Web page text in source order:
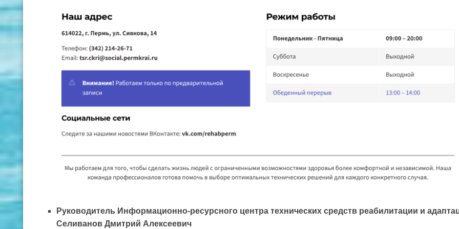
Руководитель Информационно-ресурсного центра технических средств реабилитации и
Селиванов Дмитрий Алексеевич